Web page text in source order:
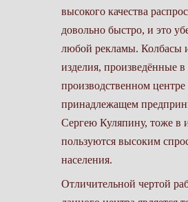
высокого качества
довольно быстро, и это
любой рекламы. Колбасы
изделия, произведённые в
производственном центре
принадлежащем
Сергею Куляпину, тоже в
пользуются высоким
населения.
Отличительной чертой